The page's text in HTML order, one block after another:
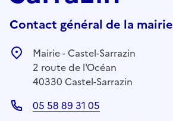
Contact général de la mairie
Mairie - Castel-Sarrazin
2 route de l'Océan
40330 Castel-Sarrazin
05 58 89 31 05